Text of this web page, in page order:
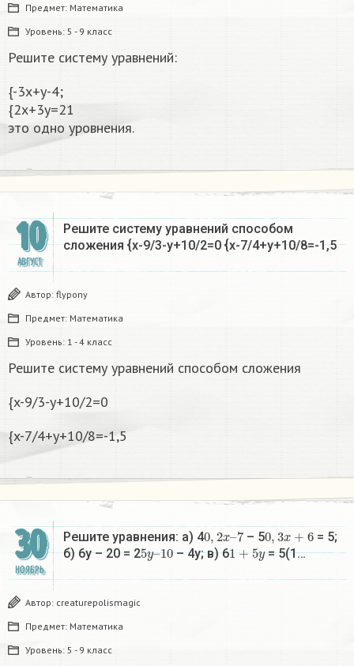
Предмет: Математика
Уровень: 5 - 9 класс
Решите систему уравнений:
{-3x+y-4;
{2x+3y=21
это одно уровнения.​
10
АВГУСТ
Решите систему уравнений способом
сложения {x-9/3-y+10/2=0 {x-7/4+y+10/8=-1,5
Автор: flypony
Предмет: Математика
Уровень: 1 - 4 класс
Решите систему уравнений способом сложения
{x-9/3-y+10/2=0
{x-7/4+y+10/8=-1,5
30
НОЯБРЬ
Решите уравнения: а) 40 ,2x–7 – 50,3x+6
= 5;
б) 6y – 20 = 25 –
10 – 4y; в) 61 + y = 5(1…
Автор: creaturepolismagic
Предмет: Математика
Уровень: 5 - 9 класс